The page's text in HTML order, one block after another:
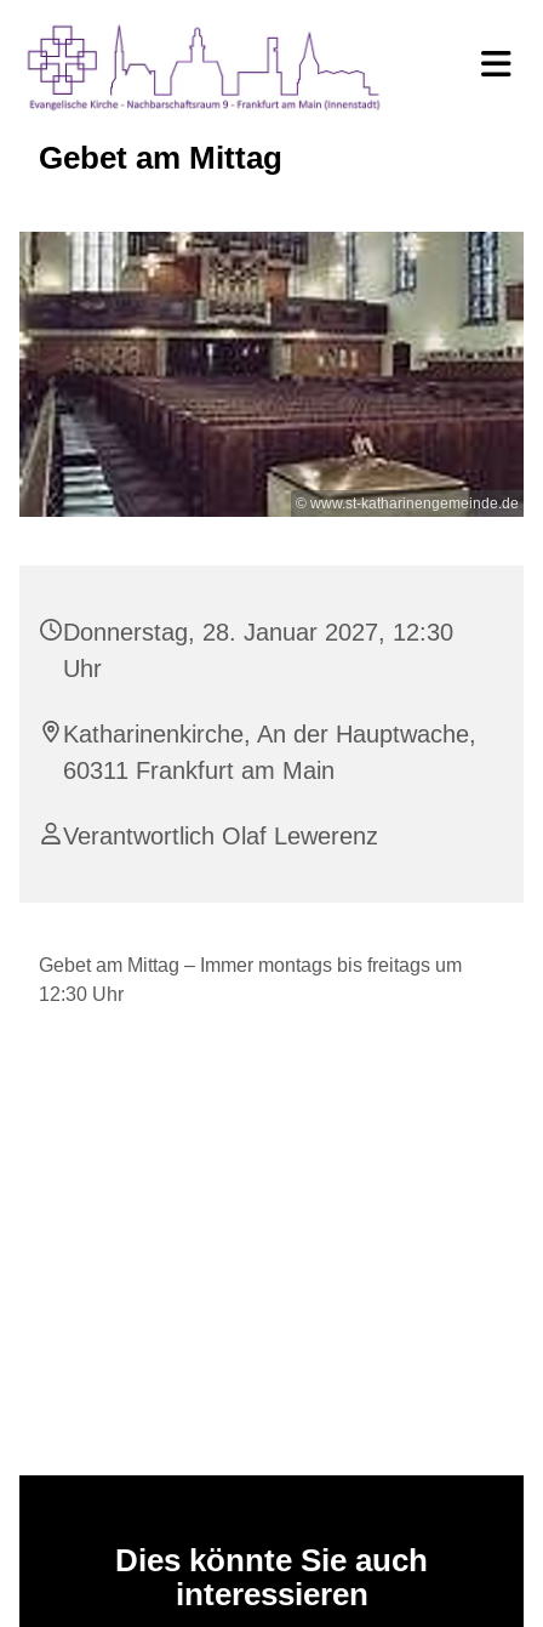
Gebet am Mittag
© www.st-katharinengemeinde.de
Donnerstag, 28. Januar 2027, 12:30
Uhr
Katharinenkirche, An der Hauptwache,
60311 Frankfurt am Main
Verantwortlich Olaf Lewerenz
Gebet am Mittag – Immer montags bis freitags um
12:30 Uhr
Dies könnte Sie auch
interessieren